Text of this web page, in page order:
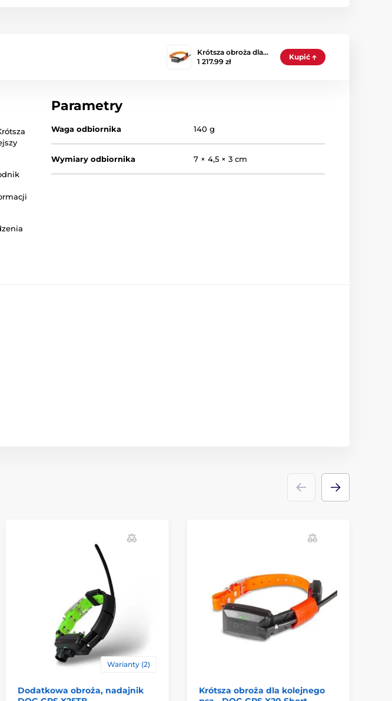
Krótsza obroża dla…
1 217.99 zł
Kupić
Parametry
Waga odbiornika 140 g
Wymiary odbiornika 7 × 4,5 × 3 cm
Warianty (2)
Dodatkowa obroża, nadajnik
Krótsza obroża dla kolejnego